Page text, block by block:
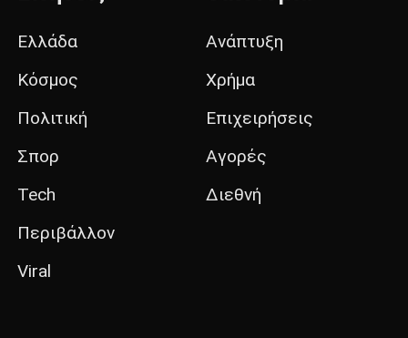
Ελλάδα
Κόσμος
Πολιτική
Σπορ
Tech
Περιβάλλον
Viral
Ανάπτυξη
Χρήμα
Επιχειρήσεις
Αγορές
Διεθνή